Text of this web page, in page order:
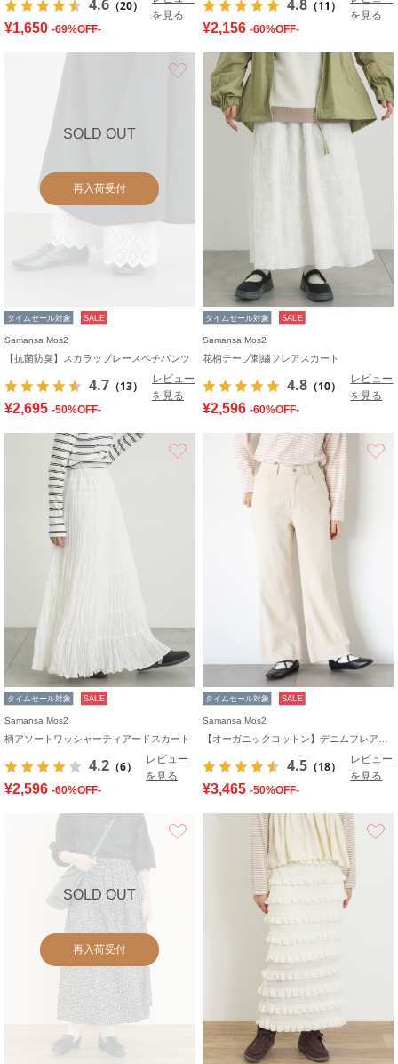
4.6 （20）
を見る
¥1,650 -69%OFF-
4.8 （11）
を見る
¥2,156 -60%OFF-
SOLD OUT
再入荷受付
お気に入り
タイムセール対象 SALE
Samansa Mos2
【抗菌防臭】スカラップレースペチパンツ
4.7 （13）
レビュー
を見る
¥2,695 -50%OFF-
タイムセール対象 SALE
Samansa Mos2
花柄テープ刺繍フレアスカート
4.8 （10）
レビュー
を見る
¥2,596 -60%OFF-
お気に入り
タイムセール対象 SALE
Samansa Mos2
柄アソートワッシャーティアードスカート
4.2 （6）
レビュー
を見る
¥2,596 -60%OFF-
タイムセール対象 SALE
Samansa Mos2
4.5 （18）
レビュー
を見る
¥3,465 -50%OFF-
SOLD OUT
再入荷受付